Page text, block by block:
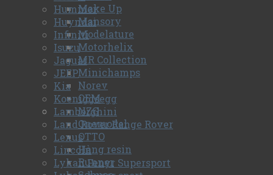
Make Up
Mansory
Modelature
Motorhelix
MR Collection
Minichamps
Norev
OEM
NZG
Onemodel
OTTO
Hàng resin
Runner
Hummer
Huyndai
Infiniti
Isuzu
Jaguar
JEEP
Kia
Koeniggsegg
Lamborghini
Land Rover Range Rover
Lexus
Lincoln
Lykan Fenyr Supersport